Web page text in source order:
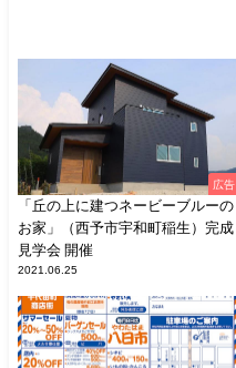
広告
「丘の上に建つネービーブルーの
お家」（西予市宇和町稲生）完成
見学会 開催
2021.06.25